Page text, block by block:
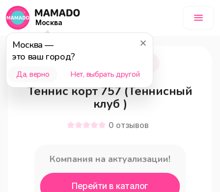
Москва
Москва —
это ваш город?
Да, верно Нет, выбрать другой
Москва
Теннис корт 757 (Теннисный
клуб )
0 отзывов
Компания на актуализации!
Перейти в каталог